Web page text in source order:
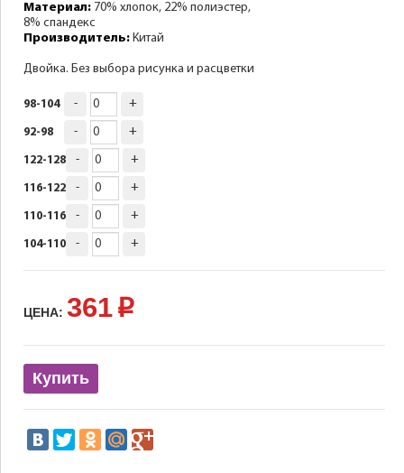
Материал: 70% хлопок, 22% полиэстер,
8% спандекс
Производитель: Китай
Двойка. Без выбора рисунка и расцветки
98-104 - +
92-98 - +
122-128 - +
116-122 - +
110-116 - +
104-110 - +
ЦЕНА: 361 p
Купить